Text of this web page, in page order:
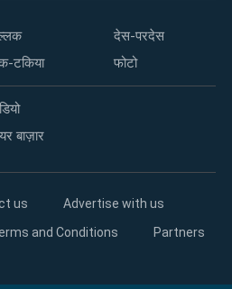
टकिया
देस-परदेस
फोटो
बाज़ार
us
Advertise with us
and Conditions
Partners